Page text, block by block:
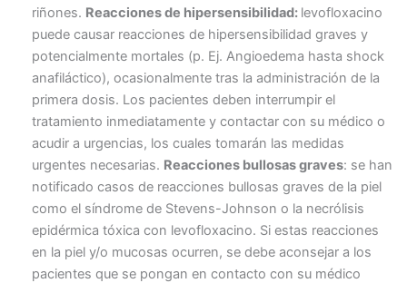
riñones. Reacciones de hipersensibilidad: levofloxacino
puede causar reacciones de hipersensibilidad graves y
potencialmente mortales (p. Ej. Angioedema hasta shock
anafiláctico), ocasionalmente tras la administración de la
primera dosis. Los pacientes deben interrumpir el
tratamiento inmediatamente y contactar con su médico o
acudir a urgencias, los cuales tomarán las medidas
urgentes necesarias. Reacciones bullosas graves: se han
notificado casos de reacciones bullosas graves de la piel
como el síndrome de Stevens-Johnson o la necrólisis
epidérmica tóxica con levofloxacino. Si estas reacciones
en la piel y/o mucosas ocurren, se debe aconsejar a los
pacientes que se pongan en contacto con su médico